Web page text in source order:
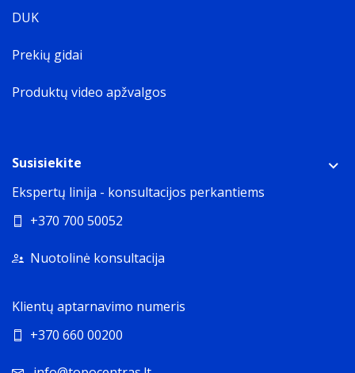
DUK
Prekių gidai
Produktų video apžvalgos
Susisiekite
Ekspertų linija - konsultacijos perkantiems
+370 700 50052
Nuotolinė konsultacija
Klientų aptarnavimo numeris
+370 660 00200